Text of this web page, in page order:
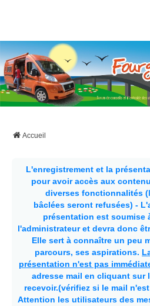
Fourgon-plaisir.com
Forum de conseils et d'entraide des
aménagés, vans et de camping-car.
Accueil
L'enregistrement et la
pour avoir accès aux
diverses fonctionnalités
bâclées seront refusées) -
présentation est soumise
l'administrateur et devra donc
Elle sert à connaître un peu
parcours, ses aspirations.
présentation n'est pas
adresse mail en cliquant sur
recevoir.(vérifiez si le mail
Attention les utilisateurs des